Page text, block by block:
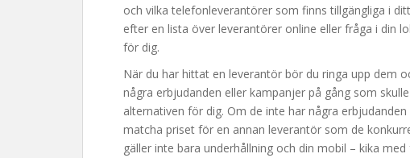
och vilka telefonleverantörer som finns tillgängliga i
efter en lista över leverantörer online eller fråga i din
för dig.
När du har hittat en leverantör bör du ringa upp dem
några erbjudanden eller kampanjer på gång som
alternativen för dig. Om de inte har några
matcha priset för en annan leverantör som de
gäller inte bara underhållning och din mobil – kika